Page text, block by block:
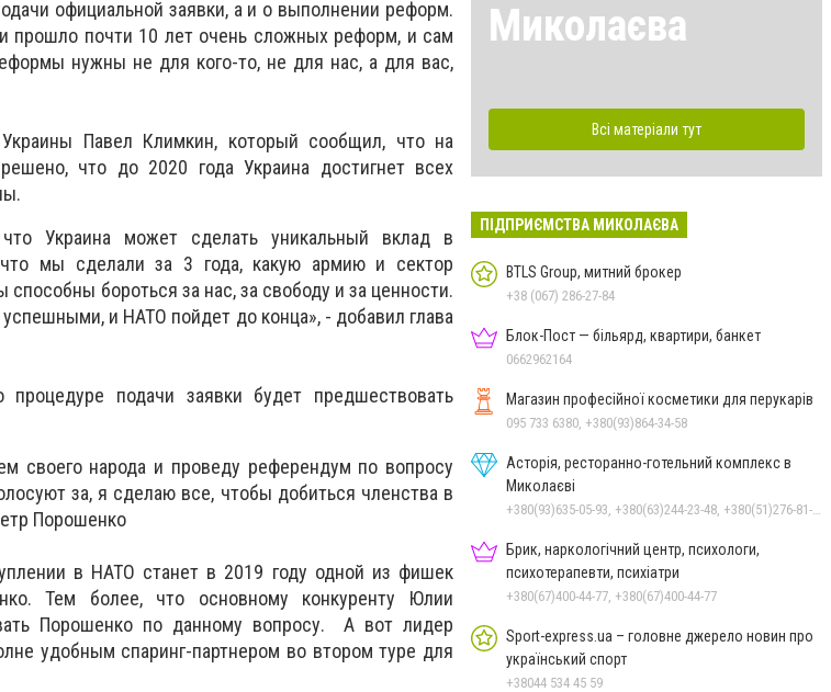
официальной заявки, а и о выполнении реформ.
прошло почти 10 лет очень сложных реформ, и сам
нужны не для кого-то, не для нас, а для вас,
Павел Климкин, который сообщил, что на
что до 2020 года Украина достигнет всех
Украина может сделать уникальный вклад в
что мы сделали за 3 года, какую армию и сектор
бороться за нас, за свободу и за ценности.
и НАТО пойдет до конца», - добавил глава
подачи заявки будет предшествовать
своего народа и проведу референдум по вопросу
за, я сделаю все, чтобы добиться членства в
Порошенко
в НАТО станет в 2019 году одной из фишек
Тем более, что основному конкуренту Юлии
Порошенко по данному вопросу. А вот лидер
удобным спаринг-партнером во втором туре для
Миколаєва
Всі матеріали тут
ПІДПРИЄМСТВА МИКОЛАЄВА
BTLS Group, митний брокер
+38 (067) 286-27-84
Блок-Пост — більярд, квартири, банкет
0662962164
Магазин професійної косметики для перукарів
095 733 6380, +380(93)864-34-58
Асторія, ресторанно-готельний комплекс в
Миколаєві
Брик, наркологічний центр, психологи,
психотерапевти, психіатри
+380(67)400-44-77, +380(67)400-44-77
Sport-express.ua – головне джерело новин про
український спорт
+38044 534 45 59